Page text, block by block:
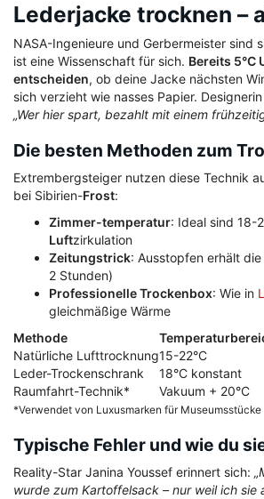
Lederjacke trocknen –
NASA-Ingenieure und Gerbermeister sind
ist eine Wissenschaft für sich. Bereits 5°C
entscheiden, ob deine Jacke nächsten
sich verzieht wie nasses Papier.
„Wer hier spart, bezahlt mit einem
Die besten Methoden zum
Extrembergsteiger nutzen diese Technik
bei Sibirien-Frost:
Zimmer-temperatur: Ideal sind 18-
Luftzirkulation
Zeitungstrick: Ausstopfen erhält
2 Stunden)
Professionelle Trockenbox: Wie in
gleichmäßige Wärme
Methode
Natürliche Lufttrocknung15-22°C
Leder-Trockenschrank
18°C konstant
Raumfahrt-Technik*
Vakuum + 20°C
*Verwendet von Luxusmarken für Museumsstücke
Typische Fehler und wie du
Reality-Star Janina Youssef erinnert sich:
wurde zum Kartoffelsack – nur weil ich sie